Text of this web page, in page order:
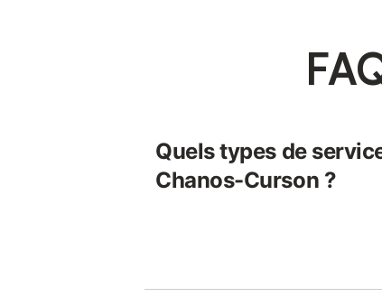
Quels types de
Chanos-Curson ?